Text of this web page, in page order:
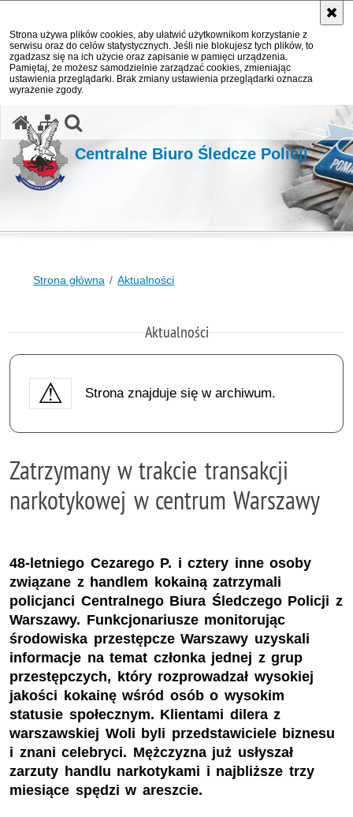
Strona używa plików cookies, aby ułatwić użytkownikom korzystanie z
serwisu oraz do celów statystycznych. Jeśli nie blokujesz tych plików, to
zgadzasz się na ich użycie oraz zapisanie w pamięci urządzenia.
Pamiętaj, że możesz samodzielnie zarządzać cookies, zmieniając
ustawienia przeglądarki. Brak zmiany ustawienia przeglądarki oznacza
wyrażenie zgody.
Centralne Biuro Śledcze Policji
Strona główna Aktualności
Aktualności
Strona znajduje się w archiwum.
Zatrzymany w trakcie transakcji
narkotykowej w centrum Warszawy
48-letniego Cezarego P. i cztery inne osoby
związane z handlem kokainą zatrzymali
policjanci Centralnego Biura Śledczego Policji z
Warszawy. Funkcjonariusze monitorując
środowiska przestępcze Warszawy uzyskali
informacje na temat członka jednej z grup
przestępczych, który rozprowadzał wysokiej
jakości kokainę wśród osób o wysokim
statusie społecznym. Klientami dilera z
warszawskiej Woli byli przedstawiciele biznesu
i znani celebryci. Mężczyzna już usłyszał
zarzuty handlu narkotykami i najbliższe trzy
miesiące spędzi w areszcie.